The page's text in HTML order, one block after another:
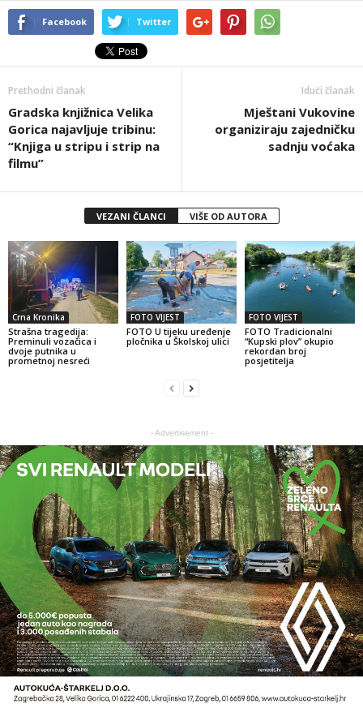
Facebook Twitter
Prethodni članak
Gradska knjižnica Velika
Gorica najavljuje tribinu:
“Knjiga u stripu i strip na
filmu”
Idući članak
Mještani Vukovine
organiziraju zajedničku
sadnju voćaka
VEZANI ČLANCI VIŠE OD AUTORA
Crna Kronika
Strašna tragedija:
Preminuli vozačica i
dvoje putnika u
prometnoj nesreći
FOTO VIJEST
FOTO U tijeku uređenje
pločnika u Školskoj ulici
FOTO VIJEST
FOTO Tradicionalni
“Kupski plov” okupio
rekordan broj
posjetitelja
- Advertisement -